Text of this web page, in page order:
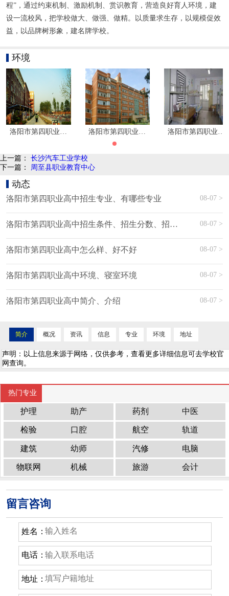
程”，通过约束机制、激励机制、赏识教育，营造良好育人环境，建
设一流校风，把学校做大、做强、做精。以质量求生存，以规模促效
益，以品牌树形象，建名牌学校。
环境
洛阳市第四职业高中环境 洛阳市第四职业高中环境 洛阳市第四职业高
上一篇： 长沙汽车工业学校
下一篇：
周至县职业教育中心
动态
洛阳市第四职业高中招生专业、有哪些专业 08-07 >
洛阳市第四职业高中招生条件、招生分数、招生要求 08-07 >
洛阳市第四职业高中怎么样、好不好 08-07 >
洛阳市第四职业高中环境、寝室环境 08-07 >
洛阳市第四职业高中简介、介绍 08-07 >
简介 概况 资讯 信息 专业 环境 地址
声明：以上信息来源于网络，仅供参考，查看更多详细信息可去学校官
网查询。
热门专业
护理 助产 药剂 中医
检验 口腔 航空 轨道
建筑 幼师 汽修 电脑
物联网 机械 旅游 会计
留言咨询
姓名：
电话：
地址：